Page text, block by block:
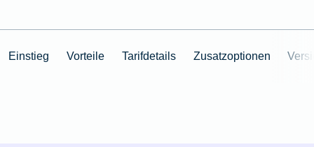
Einstieg Vorteile Tarifdetails Zusatzoptionen